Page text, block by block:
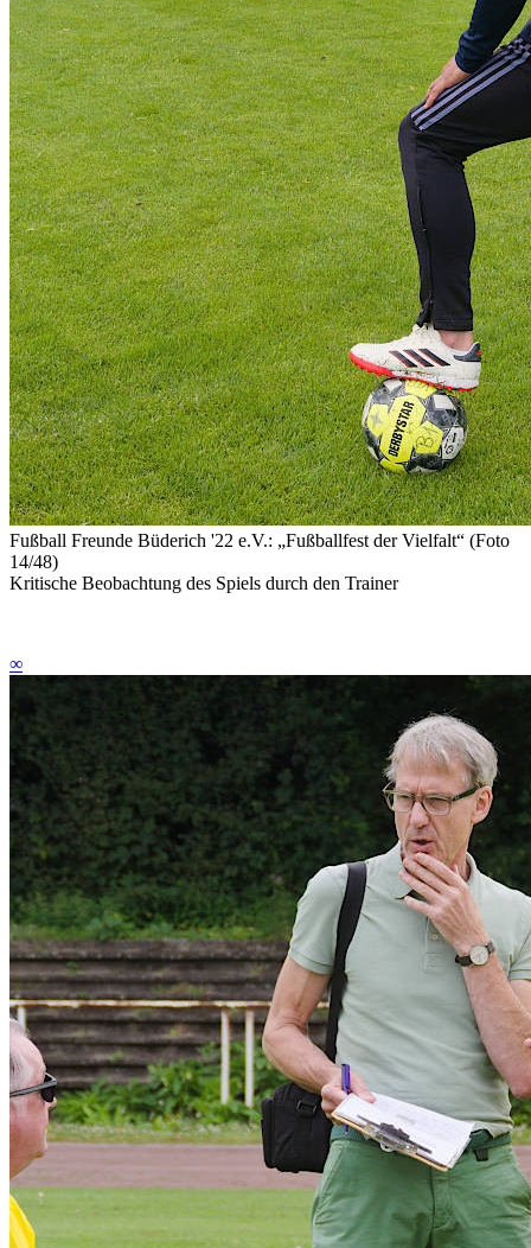
Fußball Freunde Büderich '22 e.V.: „Fußballfest der Vielfalt“ (Foto
14/48)
Kritische Beobachtung des Spiels durch den Trainer
∞